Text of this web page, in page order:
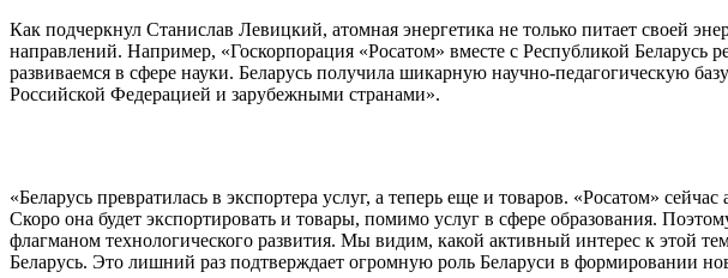
Как подчеркнул Станислав Левицкий, атомная энергетика не только питает своей
направлений. Например, «Госкорпорация «Росатом» вместе с Республикой
развиваемся в сфере науки. Беларусь получила шикарную научно-педагогическую
Российской Федерацией и зарубежными странами».
«Беларусь превратилась в экспортера услуг, а теперь еще и товаров. «Росатом»
Скоро она будет экспортировать и товары, помимо услуг в сфере образования.
флагманом технологического развития. Мы видим, какой активный интерес к этой
Беларусь. Это лишний раз подтверждает огромную роль Беларуси в формировании